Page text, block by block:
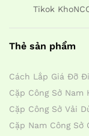
Tikok
Thẻ sản phẩm
Cách Lắp Giá Đỡ
Cặp Công Sở Nam
Cặp Công Sở Vải
Cặp Nam Công Sở